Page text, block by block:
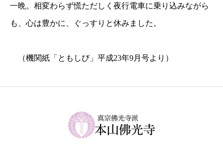
一晩。相変わらず慌ただしく夜行電車に乗り込みながら
も、心は豊かに、ぐっすりと休みました。
（機関紙「ともしび」平成23年9月号より）